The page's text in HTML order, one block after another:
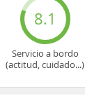
8.1
Servicio a bordo
(actitud, cuidado...)